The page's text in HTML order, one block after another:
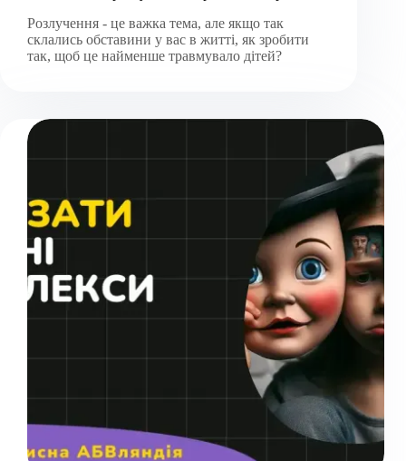
Розлучення - це важка тема, але якщо так
склались обставини у вас в житті, як зробити
так, щоб це найменше травмувало дітей?